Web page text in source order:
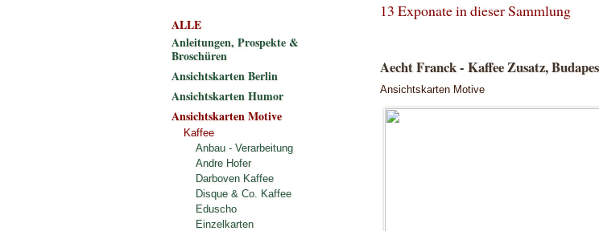
13 Exponate in dieser Sammlung
Aecht Franck - Kaffee Zusatz,
Ansichtskarten Motive
ALLE
Anleitungen, Prospekte &
Broschüren
Ansichtskarten Berlin
Ansichtskarten Humor
Ansichtskarten Motive
Kaffee
Anbau - Verarbeitung
Andre Hofer
Darboven Kaffee
Disque & Co. Kaffee
Eduscho
Einzelkarten